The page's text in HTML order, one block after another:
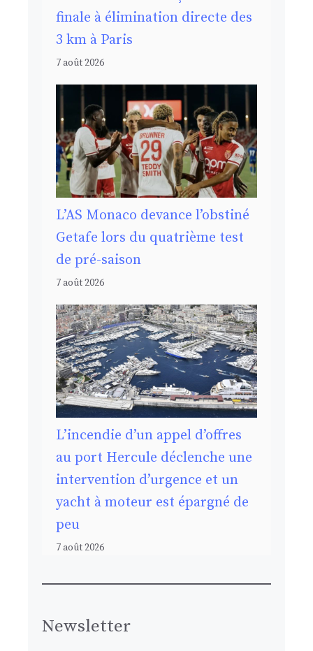
finale à élimination directe des
3 km à Paris
7 août 2026
L’AS Monaco devance l’obstiné
Getafe lors du quatrième test
de pré-saison
7 août 2026
L’incendie d’un appel d’offres
au port Hercule déclenche une
intervention d’urgence et un
yacht à moteur est épargné de
peu
7 août 2026
Newsletter